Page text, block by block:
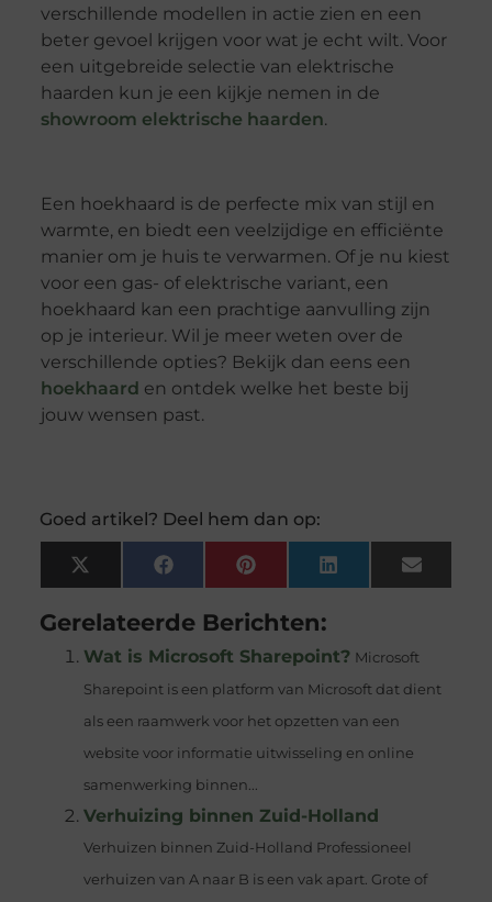
verschillende modellen in actie zien en een
beter gevoel krijgen voor wat je echt wilt. Voor
een uitgebreide selectie van elektrische
haarden kun je een kijkje nemen in de
showroom elektrische haarden.
Een hoekhaard is de perfecte mix van stijl en
warmte, en biedt een veelzijdige en efficiënte
manier om je huis te verwarmen. Of je nu kiest
voor een gas- of elektrische variant, een
hoekhaard kan een prachtige aanvulling zijn
op je interieur. Wil je meer weten over de
verschillende opties? Bekijk dan eens een
hoekhaard en ontdek welke het beste bij
jouw wensen past.
Goed artikel? Deel hem dan op:
X
(Twitter)
FacebookPinterestLinkedInEmail
Gerelateerde Berichten:
Wat is Microsoft Sharepoint? Microsoft
Sharepoint is een platform van Microsoft dat dient
als een raamwerk voor het opzetten van een
website voor informatie uitwisseling en online
samenwerking binnen...
Verhuizing binnen Zuid-Holland
Verhuizen binnen Zuid-Holland Professioneel
verhuizen van A naar B is een vak apart. Grote of